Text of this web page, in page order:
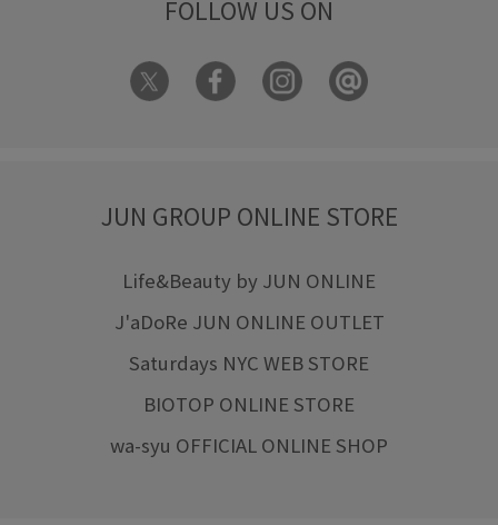
FOLLOW US ON
JUN GROUP ONLINE STORE
Life&Beauty by JUN ONLINE
J'aDoRe JUN ONLINE OUTLET
Saturdays NYC WEB STORE
BIOTOP ONLINE STORE
wa-syu OFFICIAL ONLINE SHOP